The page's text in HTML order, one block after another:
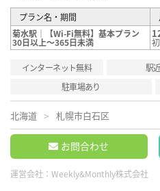
プラン名・期間
菊水駅｜【Wi-Fi無料】基本プラン
30日以上～365日未満
インターネット無料 駅
駐車場あり
北海道 札幌市白石区
お問合わせ
運営会社： Weekly&Monthly株式会社